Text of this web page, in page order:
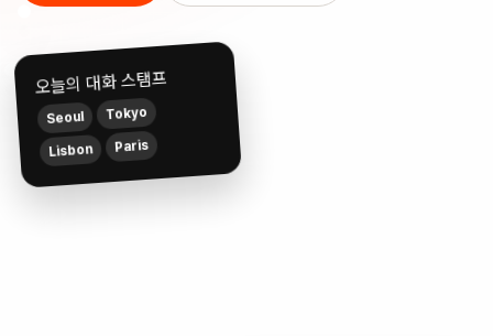
오늘의 대화 스탬프
Seoul Tokyo
Lisbon Paris